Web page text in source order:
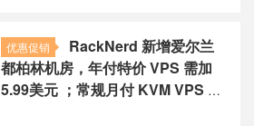
优惠促销
RackNerd 新增爱尔兰
都柏林机房，年付特价 VPS 需加
5.99美元 ；常规月付 KVM VPS 需